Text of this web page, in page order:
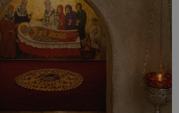
ukrývat nějaký pravdivý základ?
Greco, jak se přez